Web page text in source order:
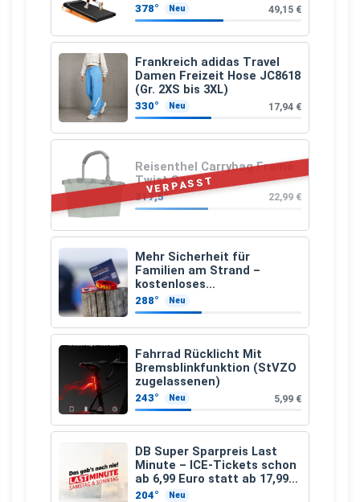
378° Neu 49,15 €
Frankreich adidas Travel
Damen Freizeit Hose JC8618
(Gr. 2XS bis 3XL)
330° Neu 17,94 €
VERPASST
Reisenthel Carrybag Frame
Twist Sage
317,5° 22,99 €
Mehr Sicherheit für
Familien am Strand –
kostenloses
Kindersuchband der DLRG
288° Neu
Fahrrad Rücklicht Mit
Bremsblinkfunktion (StVZO
zugelassenen)
243° Neu 5,99 €
DB Super Sparpreis Last
Minute – ICE-Tickets schon
ab 6,99 Euro statt ab 17,99
Euro
204° Neu